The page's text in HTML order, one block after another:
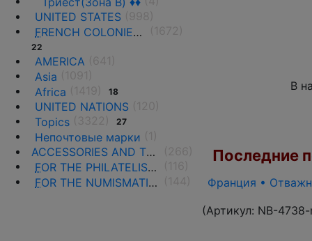
UNITED STATES
FRENCH COLONIES AND THE TERRITORIES
22
AMERICA
Asia
Africa
18
UNITED NATIONS
Topics
27
Непочтовые марки
ACCESSORIES AND THE LITERATURE
FOR THE PHILATELISTS
FOR THE NUMISMATISTS
В
Последние
Франция •
(Артикул: NB-4738-